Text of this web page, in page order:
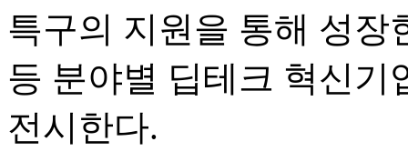
특구의 지원을 통해 성
등 분야별 딥테크 혁신기
전시한다.